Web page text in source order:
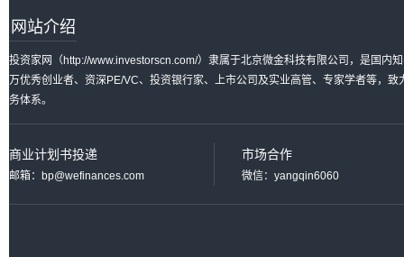
网站介绍
投资家网（http://www.investorscn.com/）隶属于北京微金科技有限公司，是国内
万优秀创业者、资深PE/VC、投资银行家、上市公司及实业高管、专家学者等，
务体系。
商业计划书投递
邮箱：bp@wefinances.com
市场合作
微信：yangqin6060